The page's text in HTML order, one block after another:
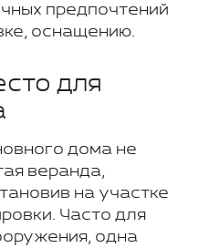
предпочтений
оснащению.
для
дома не
веранда,
на участке
Часто для
одна